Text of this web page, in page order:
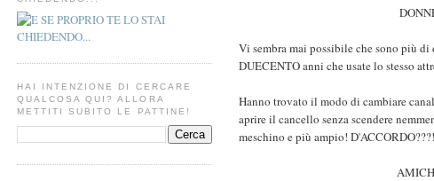
Vi sembra mai possibile che sono più
DUECENTO anni che usate lo stesso
Hanno trovato il modo di cambiare
aprire il cancello senza scendere
meschino e più ampio! D'ACCORDO???!
HAI INTENZIONE DI CERCARE
QUALCOSA QUI? ALLORA
METTITI SUBITO LE PATTINE!